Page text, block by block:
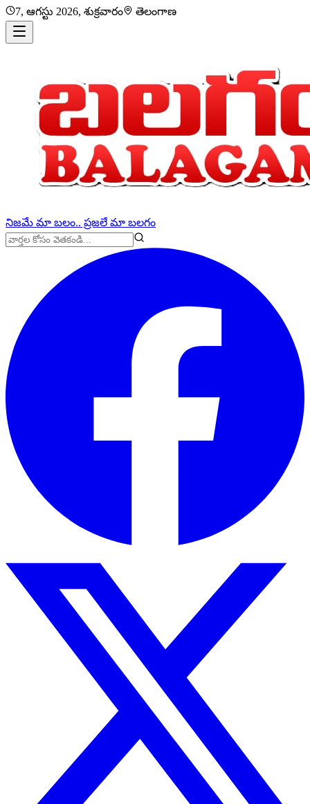
7, ఆగస్టు 2026, శుక్రవారం తెలంగాణ
నిజమే మా బలం.. ప్రజలే మా బలగం